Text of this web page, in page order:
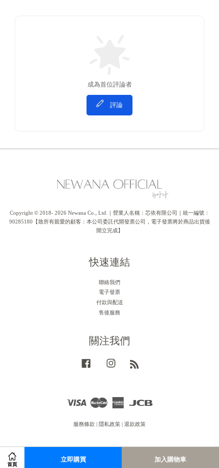
首頁
立即購買 加入購物車
成為首位評論者
評論
Copyright © 2018- 2026 Newana Co., Ltd.｜營業人名稱：芯依有限公司｜統一編號：
90285180【致所有親愛的顧客：本公司委託代開發票公司，電子發票將於商品出貨後
開立完成】
快速連結
聯絡我們
電子發票
付款與配送
售後服務
關注我們
Facebook Instagram
Visa
American
服務條款 | 隱私政策 | 退款政策